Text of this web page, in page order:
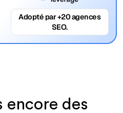
Adopté par +20 agences
SEO.
encore des